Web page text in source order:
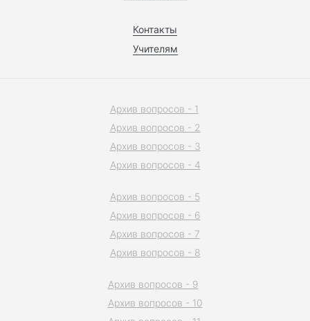
Контакты
Учителям
Архив вопросов - 1
Архив вопросов - 2
Архив вопросов - 3
Архив вопросов - 4
Архив вопросов - 5
Архив вопросов - 6
Архив вопросов - 7
Архив вопросов - 8
Архив вопросов - 9
Архив вопросов - 10